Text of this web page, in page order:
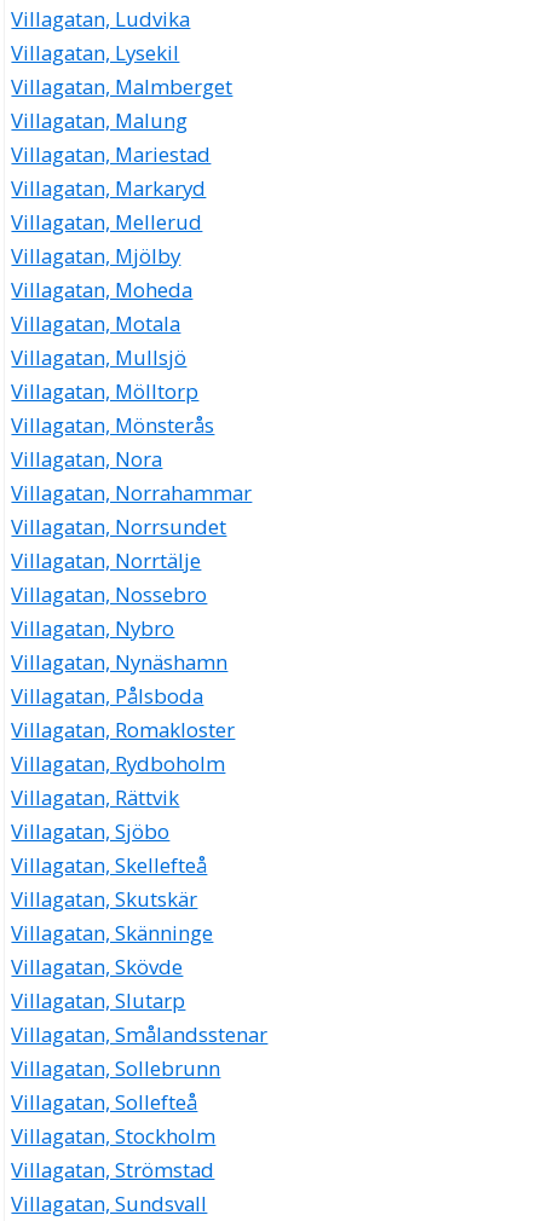
Villagatan, Ludvika
Villagatan, Lysekil
Villagatan, Malmberget
Villagatan, Malung
Villagatan, Mariestad
Villagatan, Markaryd
Villagatan, Mellerud
Villagatan, Mjölby
Villagatan, Moheda
Villagatan, Motala
Villagatan, Mullsjö
Villagatan, Mölltorp
Villagatan, Mönsterås
Villagatan, Nora
Villagatan, Norrahammar
Villagatan, Norrsundet
Villagatan, Norrtälje
Villagatan, Nossebro
Villagatan, Nybro
Villagatan, Nynäshamn
Villagatan, Pålsboda
Villagatan, Romakloster
Villagatan, Rydboholm
Villagatan, Rättvik
Villagatan, Sjöbo
Villagatan, Skellefteå
Villagatan, Skutskär
Villagatan, Skänninge
Villagatan, Skövde
Villagatan, Slutarp
Villagatan, Smålandsstenar
Villagatan, Sollebrunn
Villagatan, Sollefteå
Villagatan, Stockholm
Villagatan, Strömstad
Villagatan, Sundsvall